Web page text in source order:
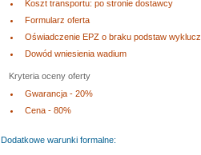
Koszt transportu: po stronie dostawcy
Formularz oferta
Oświadczenie EPZ o braku podstaw
Dowód wniesienia wadium
Kryteria oceny oferty
Gwarancja - 20%
Cena - 80%
Dodatkowe warunki formalne: